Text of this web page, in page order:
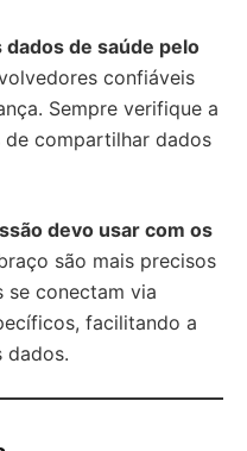
de saúde pelo
confiáveis
Sempre verifique a
compartilhar dados
devo usar com os
são mais precisos
se conectam via
facilitando a
dados.